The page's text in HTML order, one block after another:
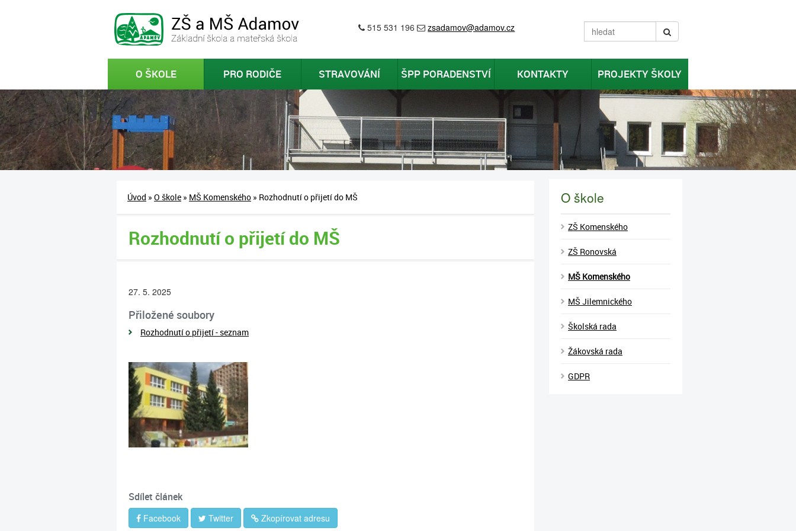
515 531 196 zsadamov@adamov.cz
O ŠKOLE PRO RODIČE STRAVOVÁNÍ ŠPP PORADENSTVÍ KONTAKTY PROJEKTY ŠKOLY
Úvod » O škole » MŠ Komenského » Rozhodnutí o přijetí do MŠ
Rozhodnutí o přijetí do MŠ
27. 5. 2025
Přiložené soubory
Rozhodnutí o přijetí - seznam
Sdílet článek
Facebook Twitter Zkopírovat adresu
O škole
ZŠ Komenského
ZŠ Ronovská
MŠ Komenského
MŠ Jilemnického
Školská rada
Žákovská rada
GDPR